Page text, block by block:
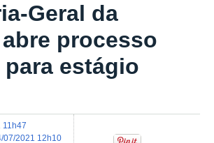
Geral da
processo
estágio
11h47
07/2021 12h10